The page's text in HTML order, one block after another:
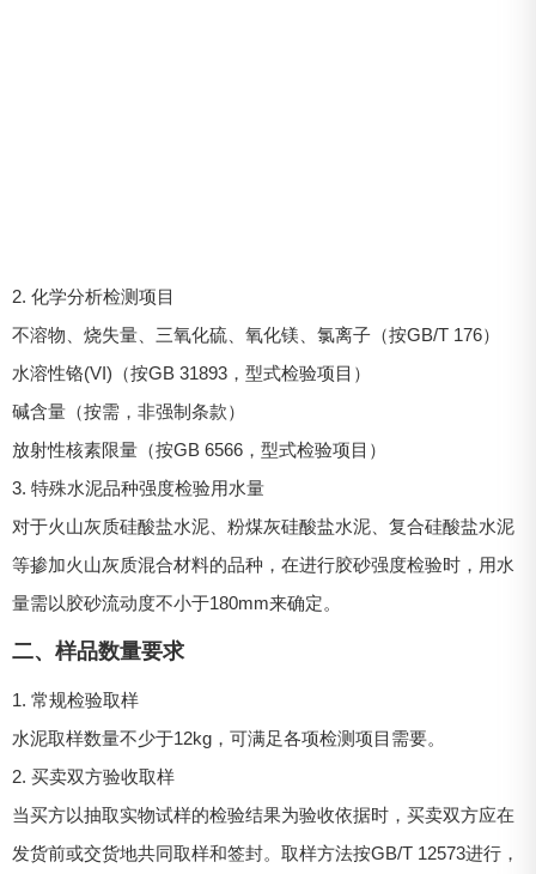
2. 化学分析检测项目
不溶物、烧失量、三氧化硫、氧化镁、氯离子（按GB/T 176）
水溶性铬(VI)（按GB 31893，型式检验项目）
碱含量（按需，非强制条款）
放射性核素限量（按GB 6566，型式检验项目）
3. 特殊水泥品种强度检验用水量
对于火山灰质硅酸盐水泥、粉煤灰硅酸盐水泥、复合硅酸盐水泥
等掺加火山灰质混合材料的品种，在进行胶砂强度检验时，用水
量需以胶砂流动度不小于180mm来确定。
二、样品数量要求
1. 常规检验取样
水泥取样数量不少于12kg，可满足各项检测项目需要。
2. 买卖双方验收取样
当买方以抽取实物试样的检验结果为验收依据时，买卖双方应在
发货前或交货地共同取样和签封。取样方法按GB/T 12573进行，